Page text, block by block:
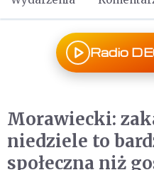
Radio
Morawiecki:
niedziele to
społeczna niż